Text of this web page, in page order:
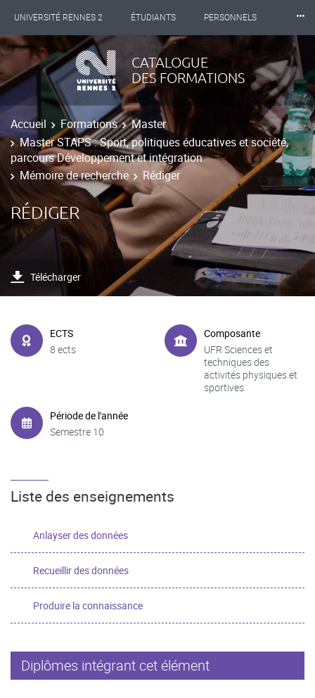
UNIVERSITÉ RENNES 2 ÉTUDIANTS PERSONNELS
INTERNATIONAL PROFESSIONNELS BIBLIOTHÈQUES
LES NOUVELLES DE RENNES 2
⸱⸱⸱
CATALOGUE
DES FORMATIONS
Accueil Formations
Master
Master STAPS : Sport, politiques éducatives et société,
parcours Développement et intégration
Mémoire de recherche
Rédiger
RÉDIGER
Télécharger
ECTS
8 ects
Composante
UFR Sciences et
techniques des
activités physiques et
sportives
Période de l'année
Semestre 10
Liste des enseignements
Anlayser des données
Recueillir des données
Produire la connaissance
Diplômes intégrant cet élément